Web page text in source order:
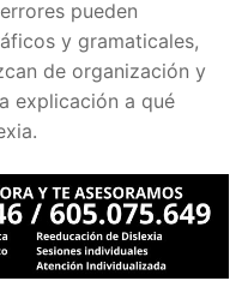
pueden
y gramaticales,
de organización y
explicación a qué